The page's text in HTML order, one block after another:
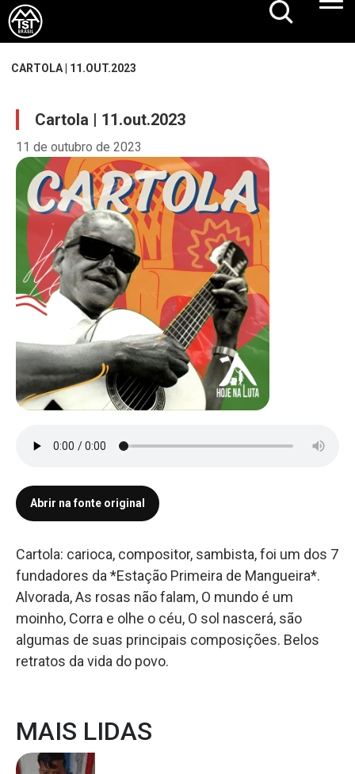
CARTOLA | 11.OUT.2023
Cartola | 11.out.2023
11 de outubro de 2023
Abrir na fonte original
Cartola: carioca, compositor, sambista, foi um dos 7
fundadores da *Estação Primeira de Mangueira*.
Alvorada, As rosas não falam, O mundo é um
moinho, Corra e olhe o céu, O sol nascerá, são
algumas de suas principais composições. Belos
retratos da vida do povo.
MAIS LIDAS